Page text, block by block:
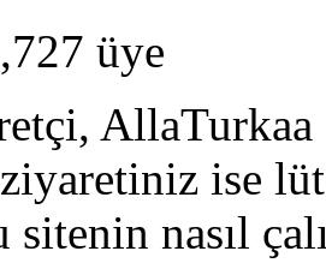
üye
ise
nasıl